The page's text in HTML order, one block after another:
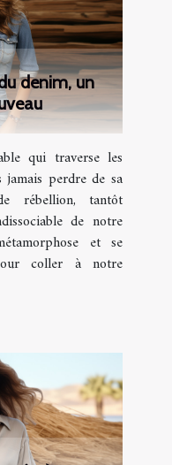
denim, un
qui traverse les
jamais perdre de sa
rébellion, tantôt
de notre
et se
coller à notre